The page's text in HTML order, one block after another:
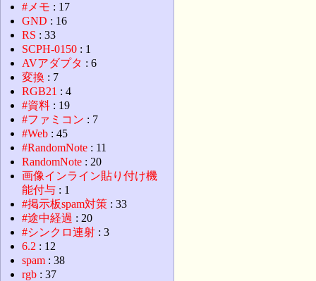
#メモ : 17
GND : 16
RS : 33
SCPH-0150 : 1
AVアダプタ : 6
変換 : 7
RGB21 : 4
#資料 : 19
#ファミコン : 7
#Web : 45
#RandomNote : 11
RandomNote : 20
画像インライン貼り付け機
能付与 : 1
#掲示板spam対策 : 33
#途中経過 : 20
#シンクロ連射 : 3
6.2 : 12
spam : 38
rgb : 37